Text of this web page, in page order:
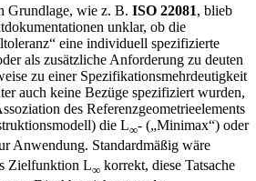
Grundlage, wie z. B. ISO 22081, blieb
unklar, ob die
eine individuell spezifizierte
als zusätzliche Anforderung zu deuten
zu einer Spezifikationsmehrdeutigkeit
auch keine Bezüge spezifiziert wurden,
des Referenzgeometrieelements
die L∞- („Minimax“) oder
Anwendung. Standardmäßig wäre
Zielfunktion L∞ korrekt, diese Tatsache